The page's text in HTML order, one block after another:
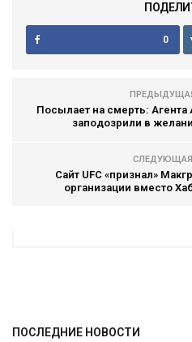
0
Посылает на смерть:
заподозрили в
СЛЕДУЮЩАЯ
Сайт UFC «признал»
организации вместо
ПОСЛЕДНИЕ НОВОСТИ